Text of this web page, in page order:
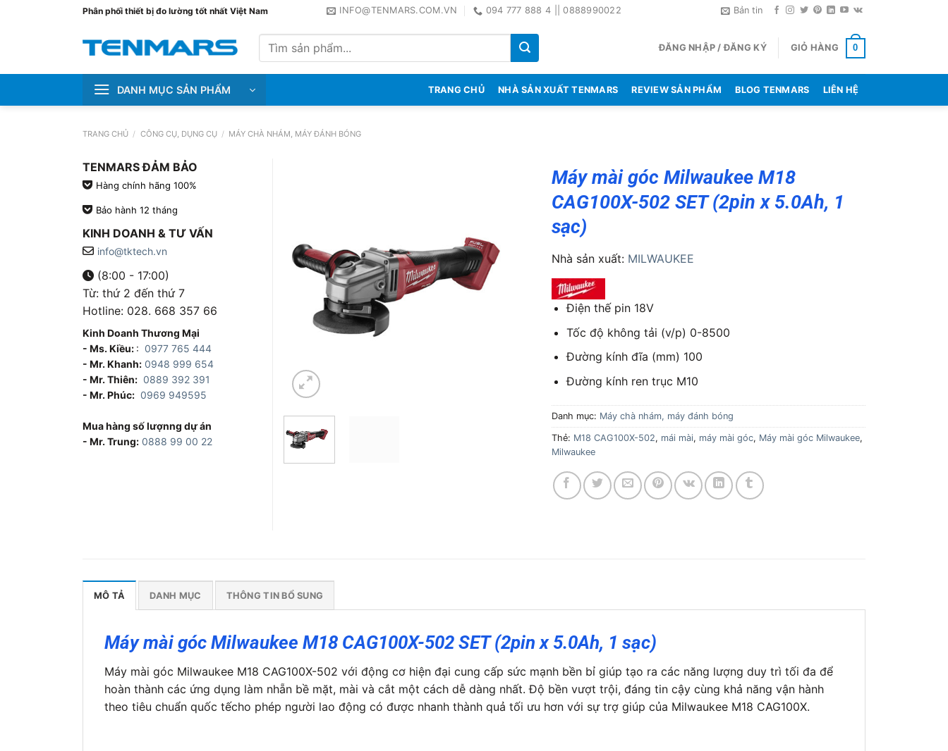
Phân phối thiết bị đo lường tốt nhất Việt Nam INFO@TENMARS.COM.VN 094 777 888 4 || 0888990022 Bản tin
kiếm:
ĐĂNG NHẬP / ĐĂNG KÝ GIỎ HÀNG 0
DANH MỤC SẢN PHẨM TRANG CHỦ NHÀ SẢN XUẤT TENMARS REVIEW SẢN PHẨM BLOG TENMARS LIÊN HỆ
TRANG CHỦ / CÔNG CỤ, DỤNG CỤ / MÁY CHÀ NHÁM, MÁY ĐÁNH BÓNG
Máy mài góc Milwaukee M18
CAG100X-502 SET (2pin x 5.0Ah, 1
sạc)
Nhà sản xuất: MILWAUKEE
Điện thế pin 18V
Tốc độ không tải (v/p) 0-8500
Đường kính đĩa (mm) 100
Đường kính ren trục M10
Danh mục: Máy chà nhám, máy đánh bóng
Thẻ: M18 CAG100X-502, mái mài, máy mài góc, Máy mài góc Milwaukee,
Milwaukee
TENMARS ĐẢM BẢO
Hàng chính hãng 100%
Bảo hành 12 tháng
KINH DOANH & TƯ VẤN
info@tktech.vn
(8:00 - 17:00)
Từ: thứ 2 đến thứ 7
Hotline: 028. 668 357 66
Kinh Doanh Thương Mại
- Ms. Kiều: : 0977 765 444
- Mr. Khanh: 0948 999 654
- Mr. Thiên: 0889 392 391
- Mr. Phúc: 0969 949595
Mua hàng số lượnng dự án
- Mr. Trung: 0888 99 00 22
MÔ TẢ DANH MỤC THÔNG TIN BỔ SUNG
Máy mài góc Milwaukee M18 CAG100X-502 SET (2pin x 5.0Ah, 1 sạc)
Máy mài góc Milwaukee M18 CAG100X-502 với động cơ hiện đại cung cấp sức mạnh bền bỉ giúp tạo ra các năng lượng duy trì tối đa để
hoàn thành các ứng dụng làm nhẵn bề mặt, mài và cắt một cách dễ dàng nhất. Độ bền vượt trội, đáng tin cậy cùng khả năng vận hành
theo tiêu chuẩn quốc tếcho phép người lao động có được nhanh thành quả tối ưu hơn với sự trợ giúp của Milwaukee M18 CAG100X.